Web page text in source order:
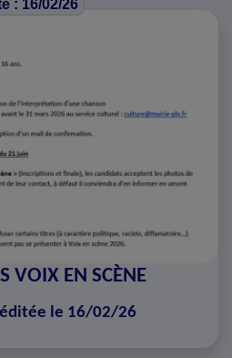
: 16/02/26
VOIX EN SCÈNE
le 16/02/26